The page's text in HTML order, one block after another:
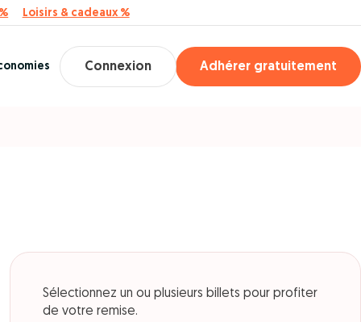
Loisirs & cadeaux %
Connexion Adhérer gratuitement
Sélectionnez un ou plusieurs billets pour profiter
de votre remise.